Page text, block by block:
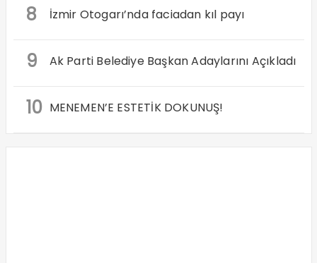
8 İzmir Otogarı’nda faciadan kıl payı
9 Ak Parti Belediye Başkan Adaylarını Açıkladı
10 MENEMEN’E ESTETİK DOKUNUŞ!